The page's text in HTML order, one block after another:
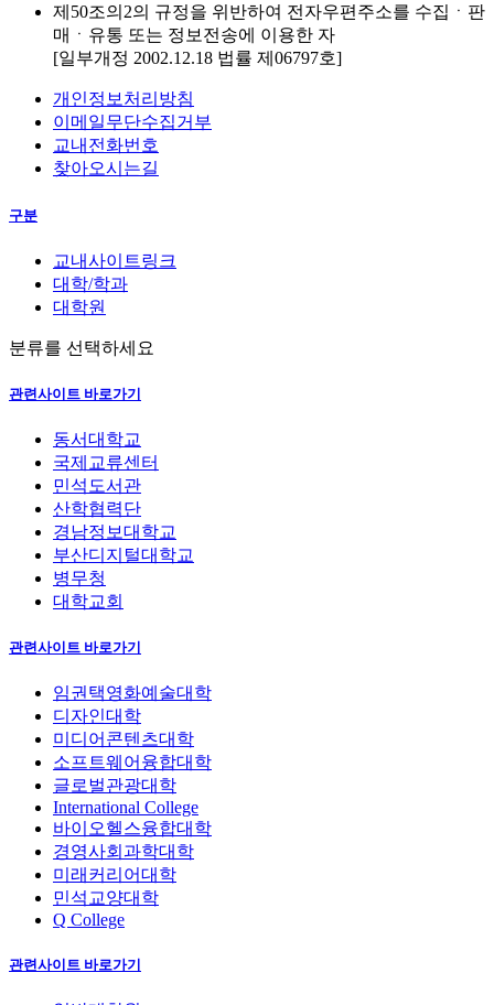
제50조의2의 규정을 위반하여 전자우편주소를 수집ㆍ판
매ㆍ유통 또는 정보전송에 이용한 자
[일부개정 2002.12.18 법률 제06797호]
개인정보처리방침
이메일무단수집거부
교내전화번호
찾아오시는길
구분
교내사이트링크
대학/학과
대학원
분류를 선택하세요
관련사이트 바로가기
동서대학교
국제교류센터
민석도서관
산학협력단
경남정보대학교
부산디지털대학교
병무청
대학교회
관련사이트 바로가기
임권택영화예술대학
디자인대학
미디어콘텐츠대학
소프트웨어융합대학
글로벌관광대학
International College
바이오헬스융합대학
경영사회과학대학
미래커리어대학
민석교양대학
Q College
관련사이트 바로가기